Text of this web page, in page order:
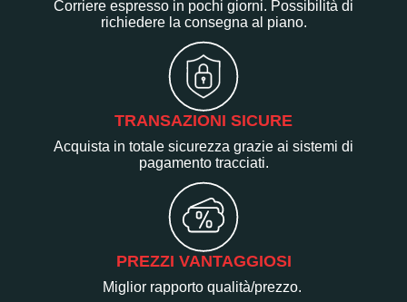
Corriere espresso in pochi giorni. Possibilità di
richiedere la consegna al piano.
TRANSAZIONI SICURE
Acquista in totale sicurezza grazie ai sistemi di
pagamento tracciati.
PREZZI VANTAGGIOSI
Miglior rapporto qualità/prezzo.